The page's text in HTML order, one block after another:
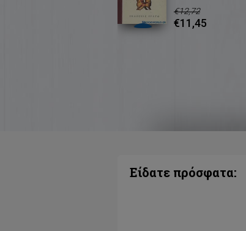
€12,72
€11,45
Είδατε πρόσφατα: